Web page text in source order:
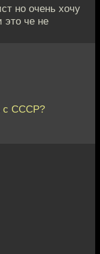
но очень хочу
это че не
с СССР?